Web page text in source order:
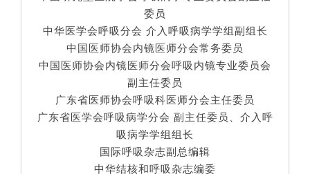
委员
中华医学会呼吸分会 介入呼吸病学学组副组长
中国医师协会内镜医师分会常务委员
中国医师协会内镜医师分会呼吸内镜专业委员会
副主任委员
广东省医师协会呼吸科医师分会主任委员
广东省医学会呼吸病学分会 副主任委员、介入呼
吸病学学组组长
国际呼吸杂志副总编辑
中华结核和呼吸杂志编委